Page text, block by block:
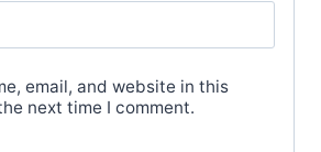
email, and website in this
next time I comment.